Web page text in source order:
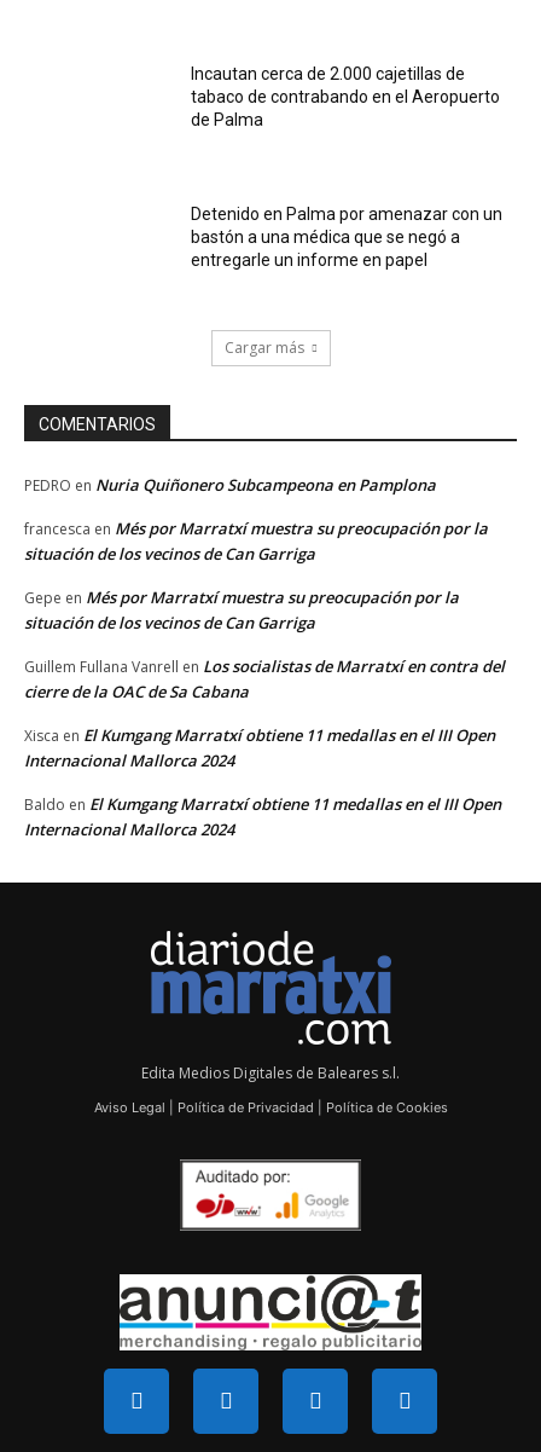
Incautan cerca de 2.000 cajetillas de
tabaco de contrabando en el Aeropuerto
de Palma
Detenido en Palma por amenazar con un
bastón a una médica que se negó a
entregarle un informe en papel
Cargar más
COMENTARIOS
PEDRO en Nuria Quiñonero Subcampeona en Pamplona
francesca en Més por Marratxí muestra su preocupación por la
situación de los vecinos de Can Garriga
Gepe en Més por Marratxí muestra su preocupación por la
situación de los vecinos de Can Garriga
Guillem Fullana Vanrell en Los socialistas de Marratxí en contra del
cierre de la OAC de Sa Cabana
Xisca en El Kumgang Marratxí obtiene 11 medallas en el III Open
Internacional Mallorca 2024
Baldo en El Kumgang Marratxí obtiene 11 medallas en el III Open
Internacional Mallorca 2024
Edita Medios Digitales de Baleares s.l.
Aviso Legal Política de Privacidad Política de Cookies